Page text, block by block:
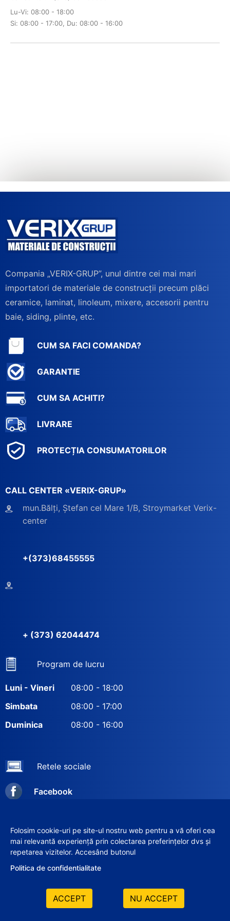
Lu-Vi: 08:00 - 18:00
Si: 08:00 - 17:00, Du: 08:00 - 16:00
Compania „VERIX-GRUP”, unul dintre cei mai mari
importatori de materiale de construcții precum plăci
ceramice, laminat, linoleum, mixere, accesorii pentru
baie, siding, plinte, etc.
CALL CENTER «VERIX-GRUP»
mun.Bălți, Ștefan cel Mare 1/B, Stroymarket Verix-
center
+(373)68455555
+ (373) 62044474
CUM SA FACI COMANDA?
GARANTIE
CUM SA ACHITI?
LIVRARE
PROTECȚIA CONSUMATORILOR
Program de lucru
Luni - Vineri
08:00 - 18:00
Simbata
08:00 - 17:00
Duminica
08:00 - 16:00
Retele sociale
Facebook
© 2012–2026 SRL «VERIX-GRUP»
Folosim cookie-uri pe site-ul nostru web pentru a vă oferi cea
mai relevantă experiență prin colectarea preferințelor dvs și
repetarea vizitelor. Accesând butonul
Politica de confidentialitate
ACCEPT NU ACCEPT